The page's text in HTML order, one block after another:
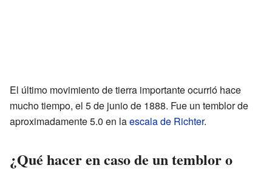
El último movimiento de tierra importante ocurrió hace
mucho tiempo, el 5 de junio de 1888. Fue un temblor de
aproximadamente 5.0 en laescala de Richter.
¿Qué hacer en caso de un temblor o